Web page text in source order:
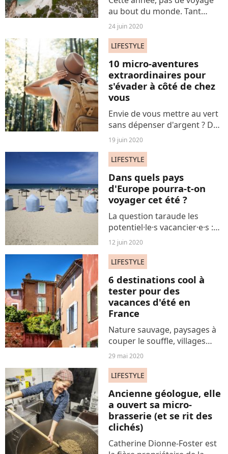
au bout du monde. Tant
mieux, certains paysages
français sont étrangement
similaires aux décors qu'on
souhaitait tant (re)découvrir
à l'étranger. La preuve...
24 juin 2020
LIFESTYLE
10 micro-aventures
extraordinaires pour
s'évader à côté de chez
vous
Envie de vous mettre au vert
sans dépenser d'argent ? De
vous évader à côté de chez
vous ? Tentez l'expérience de
la micro-aventure de
proximité. Voici 10 idées
d'activités à tester.
19 juin 2020
LIFESTYLE
Dans quels pays
d'Europe pourra-t-on
voyager cet été ?
La question taraude les
potentiel·le·s vacancier·e·s :
où partir en vacances cet été
en Europe ? L'Union
européenne vient d'en
annoncer plus quant à la
possibilité de se déplacer à...
12 juin 2020
LIFESTYLE
6 destinations cool à
tester pour des
vacances d'été en
France
Nature sauvage, paysages à
couper le souffle, villages
perchés... On a discuté avec
partir en vacances cet été.
Voici 6 lieux à explorer.
29 mai 2020
LIFESTYLE
Ancienne géologue, elle
a ouvert sa micro-
brasserie (et se rit des
clichés)
Catherine Dionne-Foster est